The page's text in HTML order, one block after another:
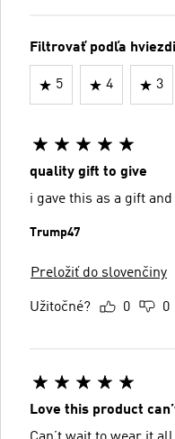
Filtrovať podľa
5 4 3
quality gift to give
i gave this as a gift
Trump47
Preložiť do slovenčiny
Užitočné? 0 0
Love this product